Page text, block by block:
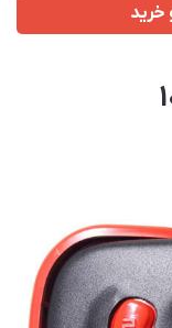
خرید